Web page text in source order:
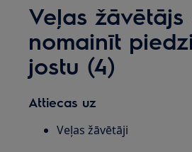
Veļas
nomainīt
jostu (4)
Attiecas uz
Veļas žāvētāji